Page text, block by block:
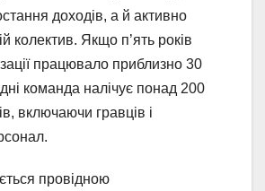
доходів, а й активно
колектив. Якщо п’ять років
працювало приблизно 30
команда налічує понад 200
включаючи гравців і
провідною